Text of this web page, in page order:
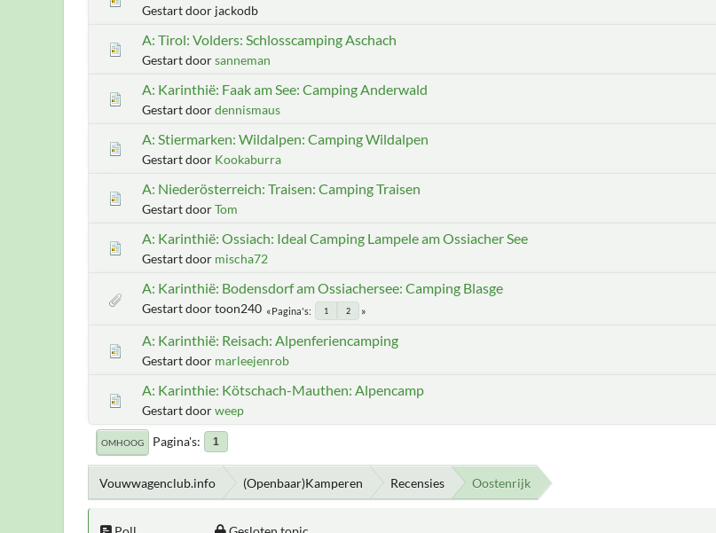
Gestart door jackodb
A: Tirol: Volders: Schlosscamping Aschach
Gestart doorsanneman
A: Karinthië: Faak am See: Camping Anderwald
Gestart doordennismaus
A: Stiermarken: Wildalpen: Camping Wildalpen
Gestart door Kookaburra
A: Niederösterreich: Traisen: Camping Traisen
Gestart doorTom
A: Karinthië: Ossiach: Ideal Camping Lampele am Ossiacher See
Gestart door mischa72
A: Karinthië: Bodensdorf am Ossiachersee: Camping Blasge
Gestart door toon240 Pagina's 1 2
A: Karinthië: Reisach: Alpenferiencamping
Gestart door marleejenrob
A: Karinthie: Kötschach-Mauthen: Alpencamp
Gestart doorweep
OMHOOG Pagina's 1
Vouwwagenclub.info (Openbaar)Kamperen Recensies Oostenrijk